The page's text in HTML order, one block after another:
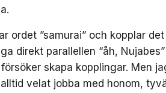
ordet ”samurai” och kopplar
direkt parallellen “åh,
skapa kopplingar. Men
velat jobba med honom,